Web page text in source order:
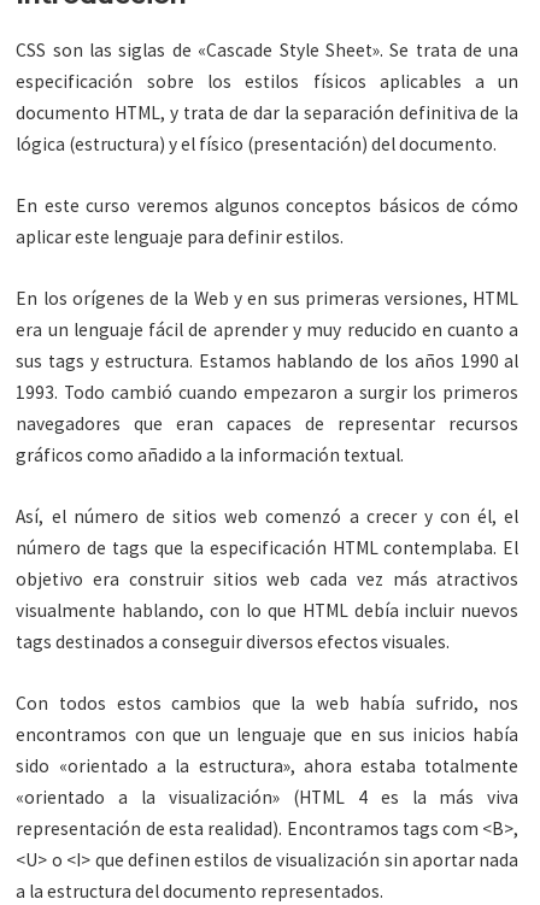
CSS son las siglas de «Cascade Style Sheet». Se trata de una
especificación sobre los estilos físicos aplicables a un
documento HTML, y trata de dar la separación definitiva de la
lógica (estructura) y el físico (presentación) del documento.
En este curso veremos algunos conceptos básicos de cómo
aplicar este lenguaje para definir estilos.
En los orígenes de la Web y en sus primeras versiones, HTML
era un lenguaje fácil de aprender y muy reducido en cuanto a
sus tags y estructura. Estamos hablando de los años 1990 al
1993. Todo cambió cuando empezaron a surgir los primeros
navegadores que eran capaces de representar recursos
gráficos como añadido a la información textual.
Así, el número de sitios web comenzó a crecer y con él, el
número de tags que la especificación HTML contemplaba. El
objetivo era construir sitios web cada vez más atractivos
visualmente hablando, con lo que HTML debía incluir nuevos
tags destinados a conseguir diversos efectos visuales.
Con todos estos cambios que la web había sufrido, nos
encontramos con que un lenguaje que en sus inicios había
sido «orientado a la estructura», ahora estaba totalmente
«orientado a la visualización» (HTML 4 es la más viva
representación de esta realidad). Encontramos tags com <B>,
<U> o <I> que definen estilos de visualización sin aportar nada
a la estructura del documento representados.